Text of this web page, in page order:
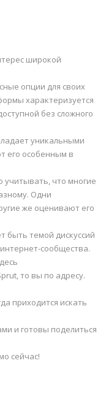
широкой
опции для своих
характеризуется
без сложного
уникальными
его особенным в
учитывать, что многие
Одни
же оценивают его
быть темой дискуссий
сообщества.
то вы по адресу.
приходится искать
и готовы поделиться
сейчас!